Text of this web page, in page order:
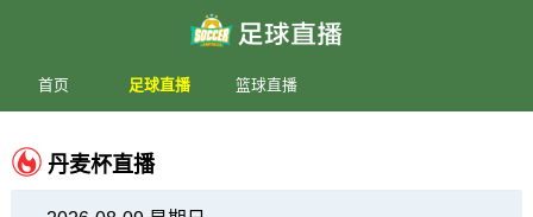
首页 足球直播 篮球直播
丹麦杯直播